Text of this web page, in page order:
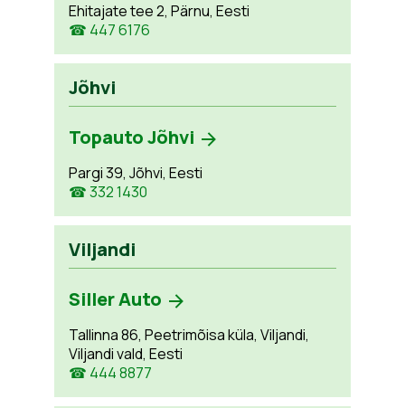
Ehitajate tee 2, Pärnu, Eesti
☎ 447 6176
Jõhvi
Topauto Jõhvi
Pargi 39, Jõhvi, Eesti
☎ 332 1430
Viljandi
Siller Auto
Tallinna 86, Peetrimõisa küla, Viljandi,
Viljandi vald, Eesti
☎ 444 8877